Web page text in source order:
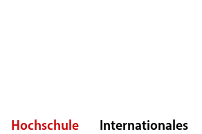
Hochschule Internationales